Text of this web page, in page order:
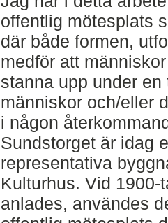
offentlig mötesplats
där både formen,
medför att
stanna upp under
människor och/eller
i någon
Sundstorget är idag
representativa
Kulturhus. Vid 1900-
anlades, användes